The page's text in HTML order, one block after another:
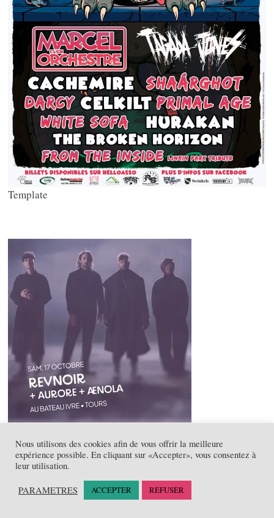
Template
Nous utilisons des cookies afin de vous offrir la meilleure
expérience possible. En cliquant sur «Accepter», vous consentez à
leur utilisation.
PARAMETRES ACCEPTER REFUSER